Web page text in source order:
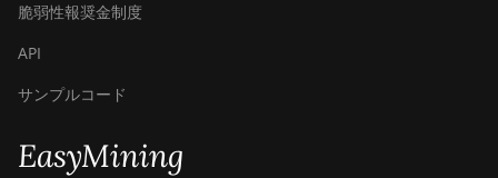
脆弱性報奨金制度
API
サンプルコード
EasyMining